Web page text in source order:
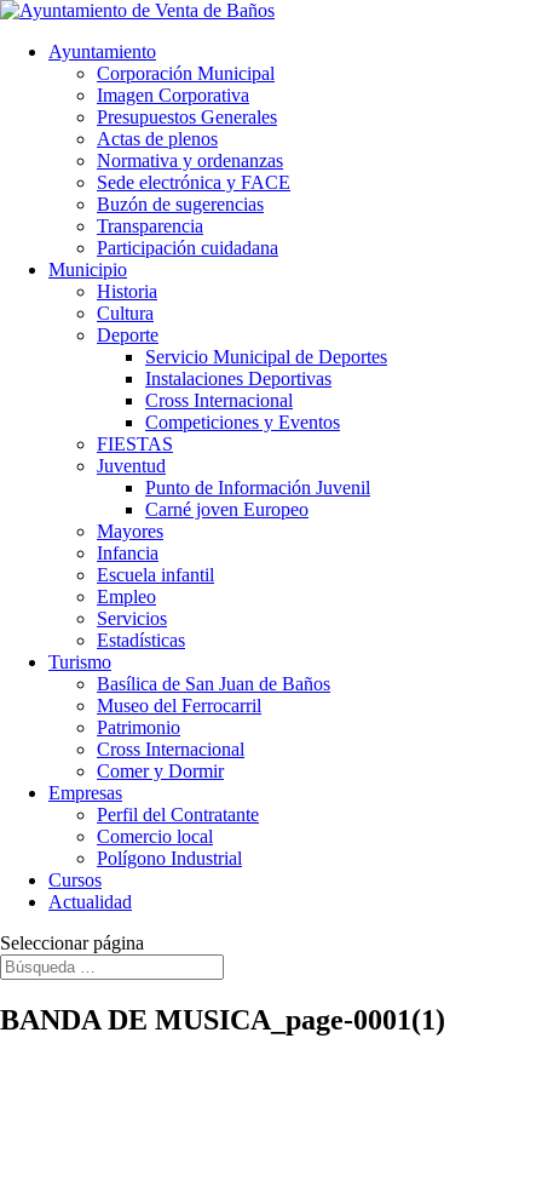
Ayuntamiento
Corporación Municipal
Imagen Corporativa
Presupuestos Generales
Actas de plenos
Normativa y ordenanzas
Sede electrónica y FACE
Buzón de sugerencias
Transparencia
Participación cuidadana
Municipio
Historia
Cultura
Deporte
Servicio Municipal de Deportes
Instalaciones Deportivas
Cross Internacional
Competiciones y Eventos
FIESTAS
Juventud
Punto de Información Juvenil
Carné joven Europeo
Mayores
Infancia
Escuela infantil
Empleo
Servicios
Estadísticas
Turismo
Basílica de San Juan de Baños
Museo del Ferrocarril
Patrimonio
Cross Internacional
Comer y Dormir
Empresas
Perfil del Contratante
Comercio local
Polígono Industrial
Cursos
Actualidad
Seleccionar página
BANDA DE MUSICA_page-0001(1)